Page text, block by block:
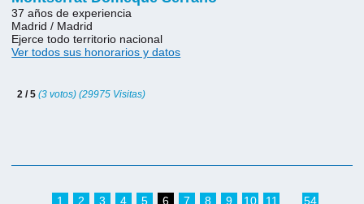
37 años de experiencia
Madrid / Madrid
Ejerce todo territorio nacional
Ver todos sus honorarios y datos
2 / 5(3 votos) (29975 Visitas)
1 2 3 4 5 6 7 8 9 10 11 54